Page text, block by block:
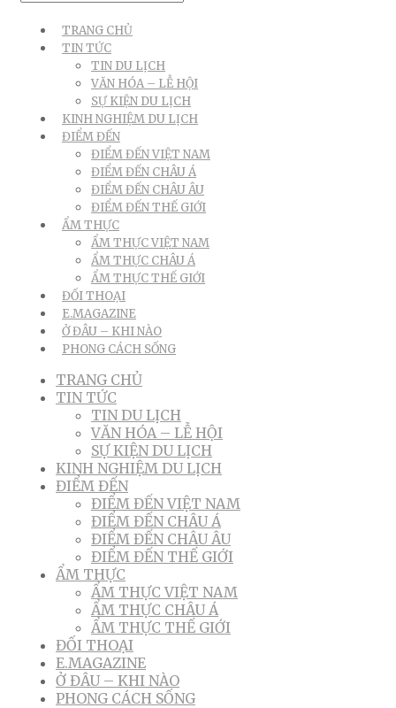
TRANG CHỦ
TIN TỨC
TIN DU LỊCH
VĂN HÓA – LỄ HỘI
SỰ KIỆN DU LỊCH
KINH NGHIỆM DU LỊCH
ĐIỂM ĐẾN
ĐIỂM ĐẾN VIỆT NAM
ĐIỂM ĐẾN CHÂU Á
ĐIỂM ĐẾN CHÂU ÂU
ĐIỂM ĐẾN THẾ GIỚI
ẨM THỰC
ẨM THỰC VIỆT NAM
ẨM THỰC CHÂU Á
ẨM THỰC THẾ GIỚI
ĐỐI THOẠI
E.MAGAZINE
Ở ĐÂU – KHI NÀO
PHONG CÁCH SỐNG
TRANG CHỦ
TIN TỨC
TIN DU LỊCH
VĂN HÓA – LỄ HỘI
SỰ KIỆN DU LỊCH
KINH NGHIỆM DU LỊCH
ĐIỂM ĐẾN
ĐIỂM ĐẾN VIỆT NAM
ĐIỂM ĐẾN CHÂU Á
ĐIỂM ĐẾN CHÂU ÂU
ĐIỂM ĐẾN THẾ GIỚI
ẨM THỰC
ẨM THỰC VIỆT NAM
ẨM THỰC CHÂU Á
ẨM THỰC THẾ GIỚI
ĐỐI THOẠI
E.MAGAZINE
Ở ĐÂU – KHI NÀO
PHONG CÁCH SỐNG